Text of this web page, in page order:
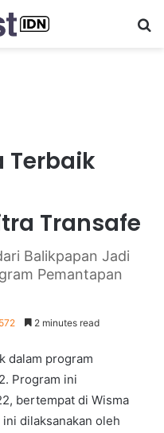
Terbaik
Transafe
Balikpapan Jadi
Pemantapan
572 2 minutes read
dalam program
Program ini
bertempat di Wisma
dilaksanakan oleh